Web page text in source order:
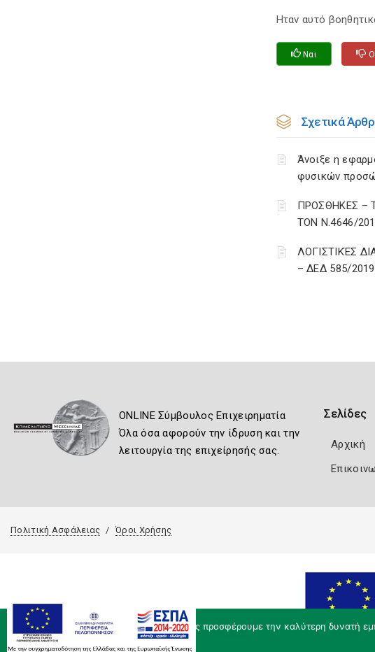
Ηταν αυτό
Ναι
Σχετικά
Άνοιξε η
φυσικών
ΠΡΟΣΘΗΚΕΣ –
ΤΟΝ Ν.4646/
ΛΟΓΙΣΤΙΚΈΣ
– ΔΕΔ 585/2019
ONLINE Σύμβουλος Επιχειρηματία
Όλα όσα αφορούν την ίδρυση και την
λειτουργία της επιχείρησής σας.
Σελίδες
Αρχική
Πολιτική Ασφάλειας Όροι Χρήσης
Χρησιμοποιούμε cookies για να σας προσφέρουμε την καλύτερη δυνατή